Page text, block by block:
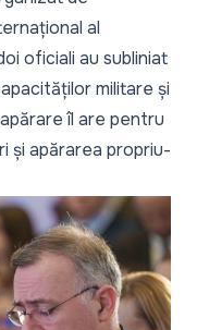
al
oficiali au subliniat
militare și
îl are pentru
și apărarea propriu-